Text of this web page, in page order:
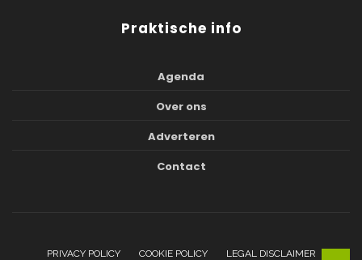
Praktische info
Agenda
Over ons
Adverteren
Contact
PRIVACY POLICY COOKIE POLICY LEGAL DISCLAIMER